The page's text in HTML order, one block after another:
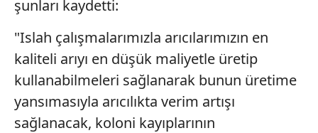
şunları kaydetti:
"Islah çalışmalarımızla arıcılarımızın en
kaliteli arıyı en düşük maliyetle üretip
kullanabilmeleri sağlanarak bunun üretime
yansımasıyla arıcılıkta verim artışı
sağlanacak, koloni kayıplarının